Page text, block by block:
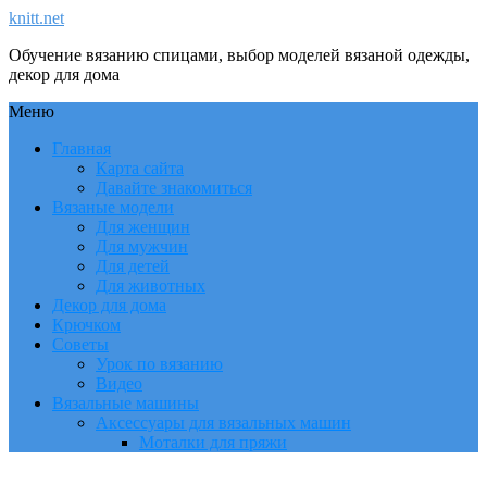
knitt.net
Обучение вязанию спицами, выбор моделей вязаной одежды,
декор для дома
Меню
Главная
Карта сайта
Давайте знакомиться
Вязаные модели
Для женщин
Для мужчин
Для детей
Для животных
Декор для дома
Крючком
Советы
Урок по вязанию
Видео
Вязальные машины
Аксессуары для вязальных машин
Моталки для пряжи